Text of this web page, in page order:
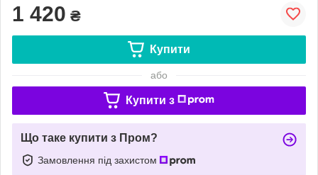
1 420 ₴
Купити
або
Купити з
Що таке купити з Пром?
Замовлення під захистом